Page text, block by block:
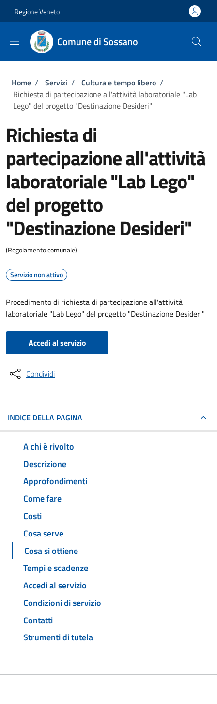
Regione Veneto
Comune di Sossano
Briciole di pane
Home / Servizi / Cultura e tempo libero /
Richiesta di partecipazione all'attività laboratoriale "Lab
Lego" del progetto "Destinazione Desideri"
Richiesta di
partecipazione all'attività
laboratoriale "Lab Lego"
del progetto
"Destinazione Desideri"
(Regolamento comunale)
Servizio non attivo
Procedimento di richiesta di partecipazione all'attività
laboratoriale "Lab Lego" del progetto "Destinazione Desideri"
Accedi al servizio
Condividi
INDICE DELLA PAGINA
A chi è rivolto
Descrizione
Approfondimenti
Come fare
Costi
Cosa serve
Cosa si ottiene
Tempi e scadenze
Accedi al servizio
Condizioni di servizio
Contatti
Strumenti di tutela